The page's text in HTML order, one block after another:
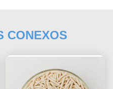
CONEXOS